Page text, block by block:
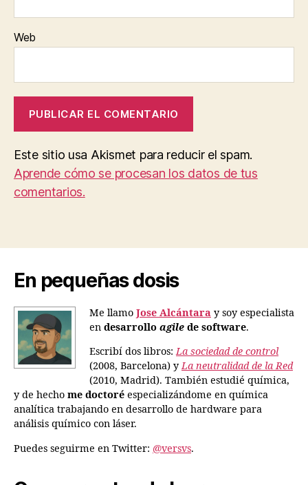
Web
Este sitio usa Akismet para reducir el spam.
Aprende cómo se procesan los datos de tus
comentarios.
En pequeñas dosis
Me llamo Jose Alcántara y soy especialista
en desarrollo agile de software.
Escribí dos libros:La sociedad de control
(2008, Barcelona) yLa neutralidad de la Red
(2010, Madrid). También estudié química,
y de hecho me doctoré especializándome en química
analítica trabajando en desarrollo de hardware para
análisis químico con láser.
Puedes seguirme en Twitter: @versvs.